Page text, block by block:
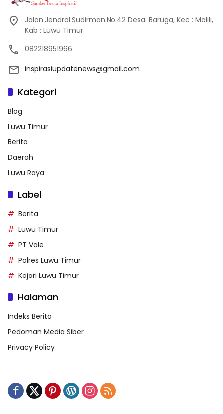
Jalan.Jendral.Sudirman.No.42 Desa: Baruga, Kec : Malili,
Kab : Luwu Timur
082218951966
inspirasiupdatenews@gmail.com
Kategori
Blog
Luwu Timur
Berita
Daerah
Luwu Raya
Label
Berita
Luwu Timur
PT Vale
Polres Luwu Timur
Kejari Luwu Timur
Halaman
Indeks Berita
Pedoman Media Siber
Privacy Policy